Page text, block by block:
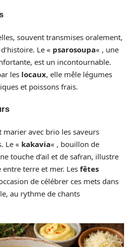
souvent transmises oralement,
Le « psarosoupa« , une
est un incontournable.
les locaux, elle mêle légumes
et poissons frais.
marier avec brio les saveurs
Le « kakavia« , bouillon de
touche d’ail et de safran, illustre
terre et mer. Les fêtes
de célébrer ces mets dans
au rythme de chants